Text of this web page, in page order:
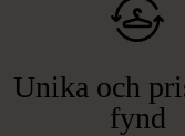
Unika och
fynd